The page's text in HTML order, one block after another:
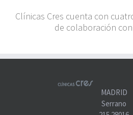
Clínicas Cres cuenta con
de colaboración
MADRID
Serrano